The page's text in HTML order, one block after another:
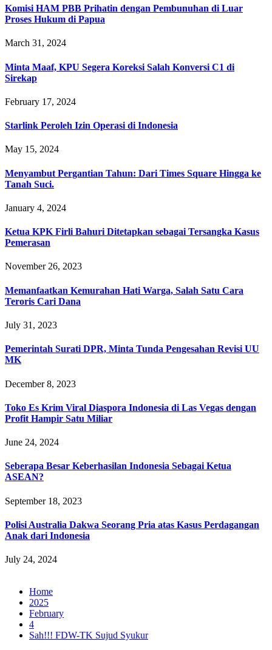
Komisi HAM PBB Prihatin dengan Pembunuhan di Luar
Proses Hukum di Papua
March 31, 2024
Minta Maaf, KPU Segera Koreksi Salah Konversi C1 di
Sirekap
February 17, 2024
Starlink Peroleh Izin Operasi di Indonesia
May 15, 2024
Menyambut Pergantian Tahun: Dari Times Square Hingga ke
Tanah Suci.
January 4, 2024
Ketua KPK Firli Bahuri Ditetapkan sebagai Tersangka Kasus
Pemerasan
November 26, 2023
Memanfaatkan Kemurahan Hati Warga, Salah Satu Cara
Teroris Cari Dana
July 31, 2023
Pemerintah Surati DPR, Minta Tunda Pengesahan Revisi UU
MK
December 8, 2023
Toko Es Krim Viral Diaspora Indonesia di Las Vegas dengan
Profit Hampir Satu Miliar
June 24, 2024
Seberapa Besar Keberhasilan Indonesia Sebagai Ketua
ASEAN?
September 18, 2023
Polisi Australia Dakwa Seorang Pria atas Kasus Perdagangan
Anak dari Indonesia
July 24, 2024
Home
2025
February
4
Sah!!! FDW-TK Sujud Syukur